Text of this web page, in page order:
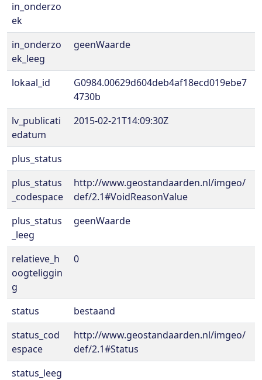
in_onderzo
ek
in_onderzo
ek_leeg
geenWaarde
lokaal_id
G0984.00629d604deb4af18ecd019ebe7
4730b
lv_publicati
edatum
2015-02-21T14:09:30Z
plus_status
plus_status
_codespace
http://www.geostandaarden.nl/imgeo/
def/2.1#VoidReasonValue
plus_status
_leeg
geenWaarde
relatieve_h
oogteliggin
g
0
status
bestaand
status_cod
espace
http://www.geostandaarden.nl/imgeo/
def/2.1#Status
status_leeg